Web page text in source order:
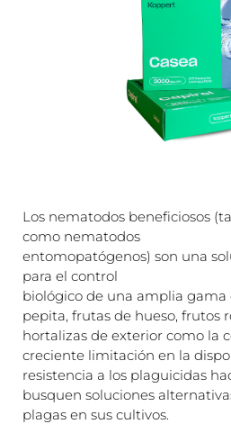
Los nematodos beneficiosos
como nematodos
entomopatógenos) son una
para el control
biológico de una amplia gama
pepita, frutas de hueso, frutos
hortalizas de exterior como la
creciente limitación en la
resistencia a los plaguicidas
busquen soluciones
plagas en sus cultivos.